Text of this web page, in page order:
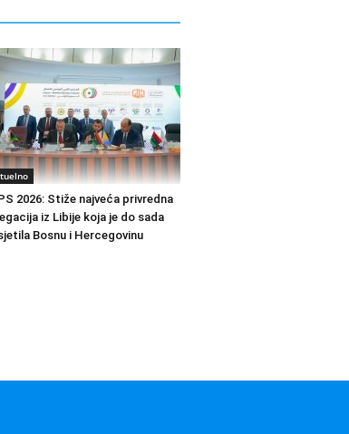
2026: Stiže najveća privredna
iz Libije koja je do sada
Bosnu i Hercegovinu